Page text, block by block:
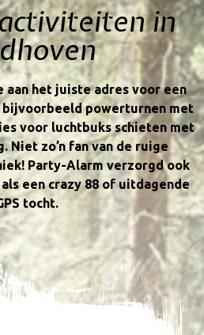
in
aan het juiste adres voor een
bijvoorbeeld powerturnen met
voor luchtbuks schieten met
Niet zo’n fan van de ruige
Party-Alarm verzorgd ook
een crazy 88 of uitdagende
tocht.